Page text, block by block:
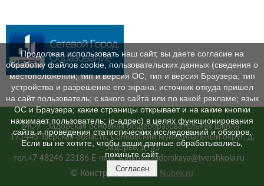
МОУ "Задорская основная общеобразовательная школа"
171445 Тверская область, Сонковский муниципальный округ, д.
Задорье, д. 35
тел.+7 48246 23186 E-mail: sonkovo.zadorskaya@tvershkola.ru
© Конструктор сайтов
Nubex.ru
Продолжая использовать наш сайт, вы даете согласие на
обработку файлов cookie, пользовательских данных (сведения о
местоположении; тип и версия ОС; тип и версия Браузера; тип
устройства и разрешение его экрана; источник откуда пришел
на сайт пользователь; с какого сайта или по какой рекламе; язык
ОС и Браузера; какие страницы открывает и на какие кнопки
нажимает пользователь; ip-адрес) в целях функционирования
сайта и проведения статистических исследований и обзоров.
Если вы не хотите, чтобы ваши данные обрабатывались,
покиньте сайт.
Согласен